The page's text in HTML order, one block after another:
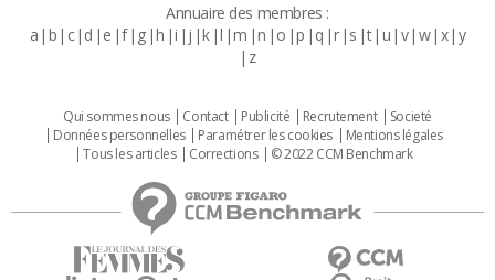
Annuaire des membres :
a b c d e f g h i j k l m n o p q r s t u v w x y
z
Qui sommes nous Contact Publicité Recrutement
Societé
Données personnelles
Paramétrer les cookies
Mentions légales
Tous les articles
Corrections © 2022 CCM Benchmark